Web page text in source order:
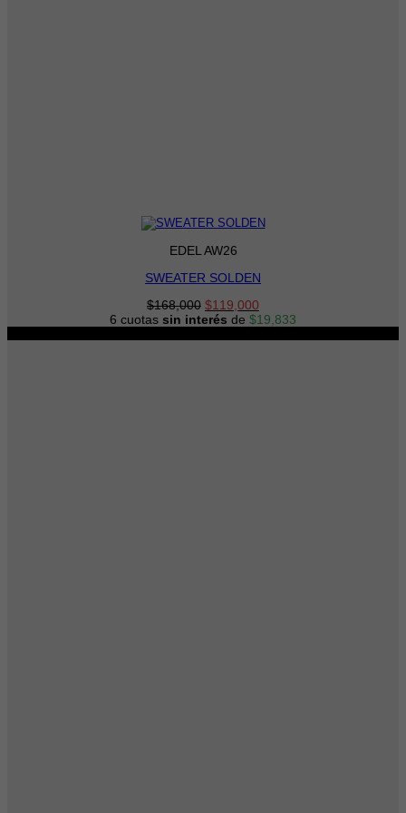
EDEL AW26
SWEATER SOLDEN
$168,000 El
precio
$119,000
precio
6 cuotas sin interés de $19,833